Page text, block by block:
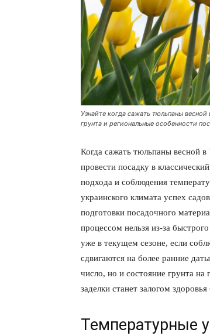
Узнайте когда сажать тюльпаны
грунта и региональные особенности
Когда сажать тюльпаны весной
провести посадку в
подхода и соблюдения
украинского климата успех
подготовки посадочного
процессом нельзя из-за
уже в текущем сезоне, если
сдвигаются на более ранние
число, но и состояние грунта
заделки станет залогом
Температурные